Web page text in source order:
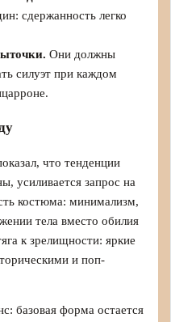
сдержанность легко
Они должны
силуэт при каждом
что тенденции
усиливается запрос на
костюма: минимализм,
тела вместо обилия
к зрелищности: яркие
и поп-
базовая форма остается